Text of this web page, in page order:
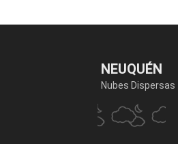
NEUQUÉN
Nubes Dispersas